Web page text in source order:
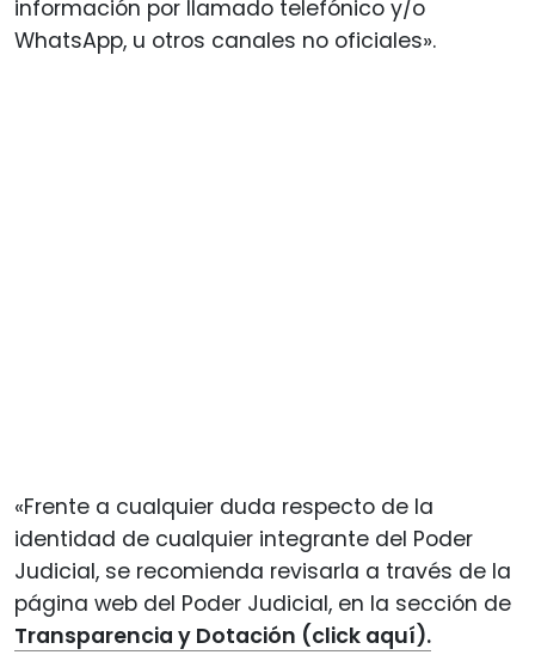
información por llamado telefónico y/o
WhatsApp, u otros canales no oficiales».
«Frente a cualquier duda respecto de la
identidad de cualquier integrante del Poder
Judicial, se recomienda revisarla a través de la
página web del Poder Judicial, en la sección de
Transparencia y Dotación (click aquí).